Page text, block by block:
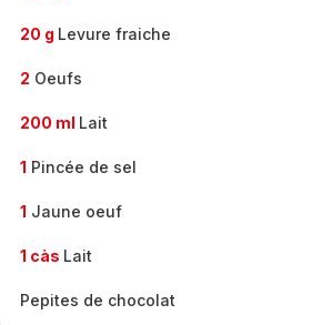
20 g Levure fraiche
2 Oeufs
200 ml Lait
1 Pincée de sel
1 Jaune oeuf
1 càs Lait
Pepites de chocolat